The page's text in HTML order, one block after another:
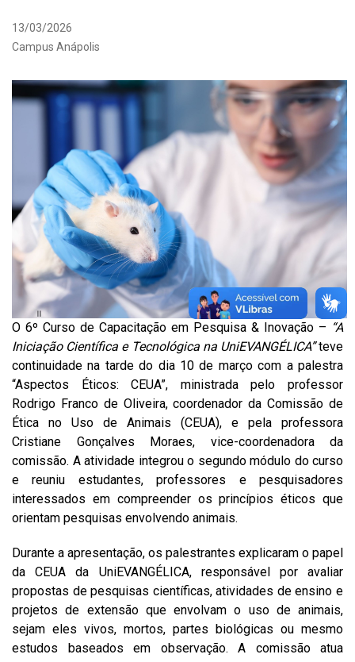
13/03/2026
Campus Anápolis
O 6º Curso de Capacitação em Pesquisa & Inovação – “A
Iniciação Científica e Tecnológica na UniEVANGÉLICA”teve
continuidade na tarde do dia 10 de março com a palestra
“Aspectos Éticos: CEUA”, ministrada pelo professor
Rodrigo Franco de Oliveira, coordenador da Comissão de
Ética no Uso de Animais (CEUA), e pela professora
Cristiane Gonçalves Moraes, vice-coordenadora da
comissão. A atividade integrou o segundo módulo do curso
e reuniu estudantes, professores e pesquisadores
interessados em compreender os princípios éticos que
orientam pesquisas envolvendo animais.
Durante a apresentação, os palestrantes explicaram o papel
da CEUA da UniEVANGÉLICA, responsável por avaliar
propostas de pesquisas científicas, atividades de ensino e
projetos de extensão que envolvam o uso de animais,
sejam eles vivos, mortos, partes biológicas ou mesmo
estudos baseados em observação. A comissão atua